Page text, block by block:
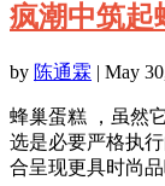
疯潮中筑起
by 陈通霖 | May
蜂巢蛋糕 ，虽然
选是必要严格执
合呈现更具时尚